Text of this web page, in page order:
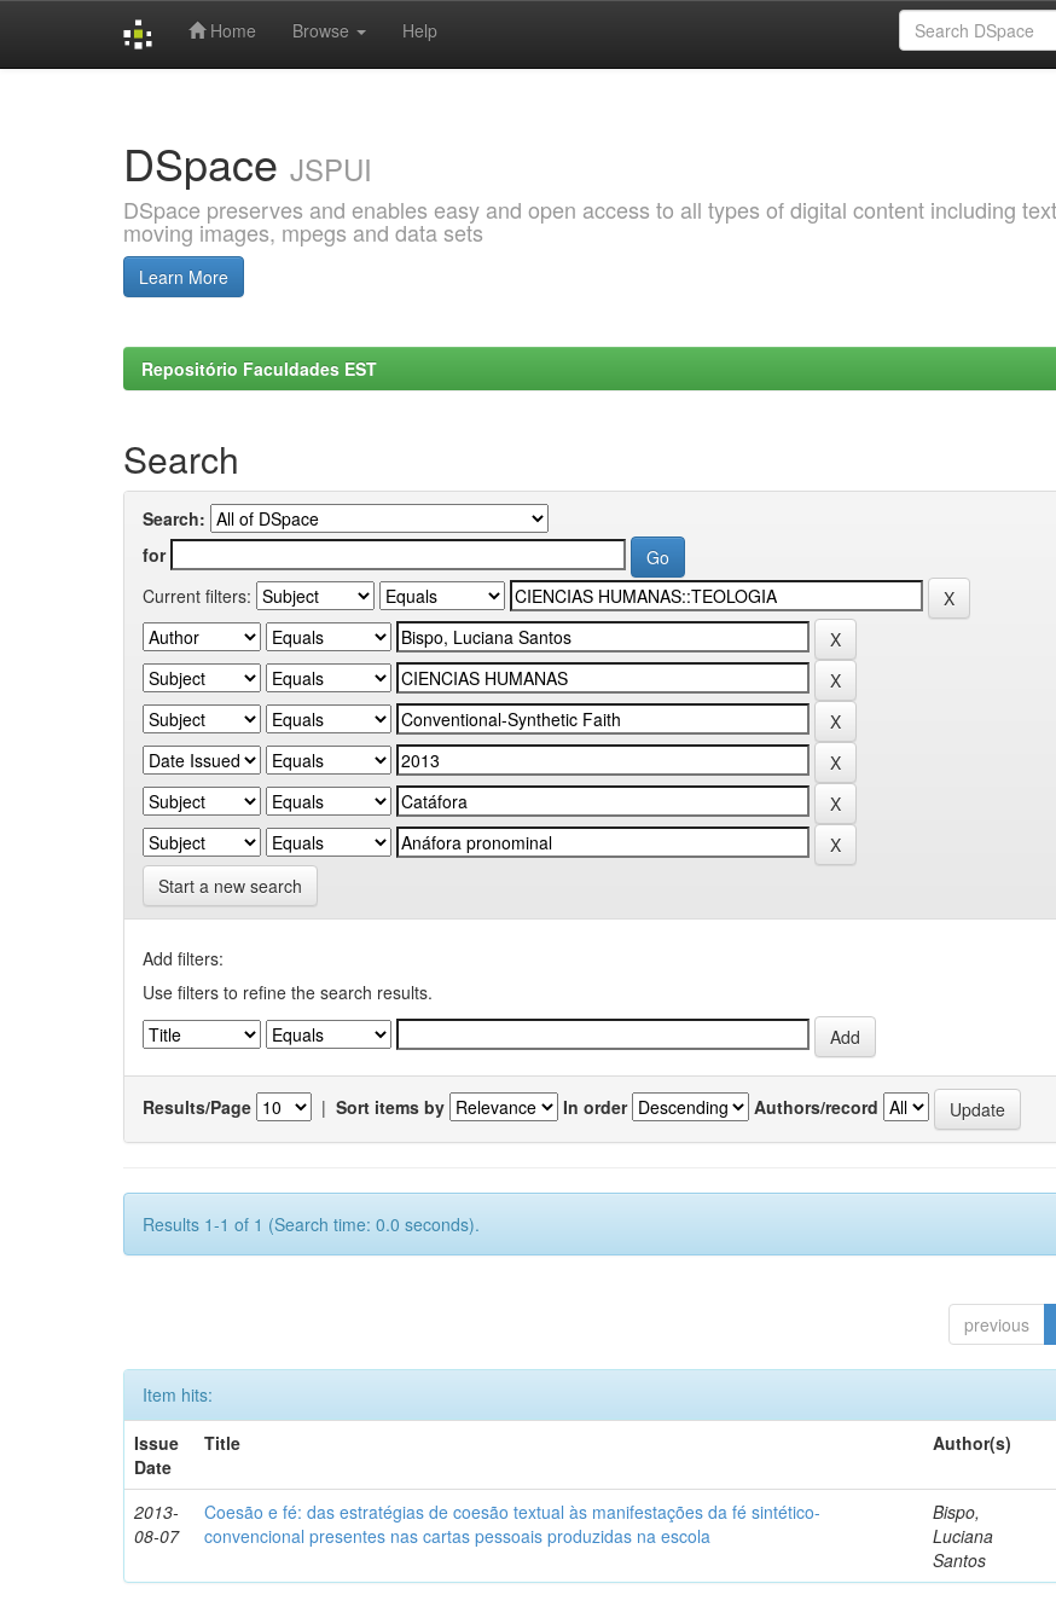
Home Browse Help
DSpace JSPUI
DSpace preserves and enables easy and open access to all types of digital content including
moving images, mpegs and data sets
Learn More
Repositório Faculdades EST
Search
Search:
for
Current filters:
Start a new search
Add filters:
Use filters to refine the search results.
Results/Page | Sort items by In order Authors/record
Results 1-1 of 1 (Search time: 0.0 seconds).
previous
Item hits:
Issue
Date
Title Author(s)
2013-
08-07
Coesão e fé: das estratégias de coesão textual às manifestações da fé sintético-
convencional presentes nas cartas pessoais produzidas na escola
Bispo,
Luciana
Santos